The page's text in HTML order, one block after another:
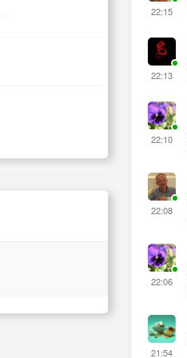
22:15
22:13
22:10
22:08
22:06
21:54